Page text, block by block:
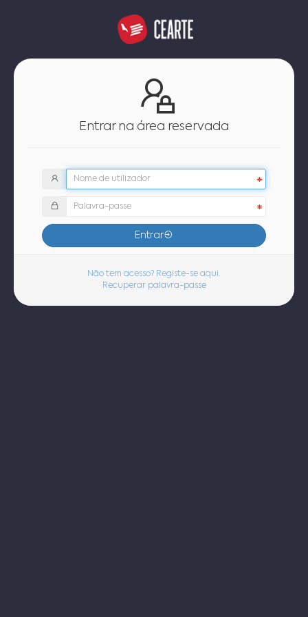
Entrar na área reservada
Entrar
Não tem acesso? Registe-se aqui.
Recuperar palavra-passe